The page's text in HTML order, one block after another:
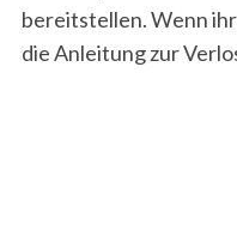
bereitstellen. Wenn
die Anleitung zur